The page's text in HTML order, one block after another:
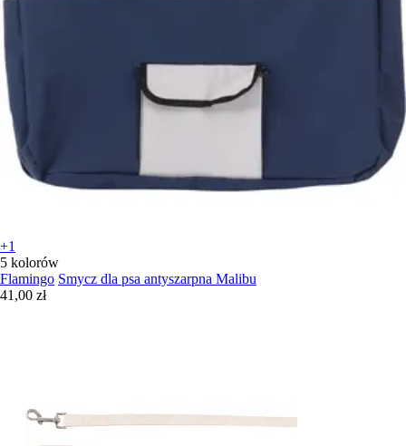
+1
5 kolorów
Flamingo Smycz dla psa antyszarpna Malibu
41,00 zł